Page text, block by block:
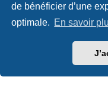
de bénéficier d’une
optimale. En savoir